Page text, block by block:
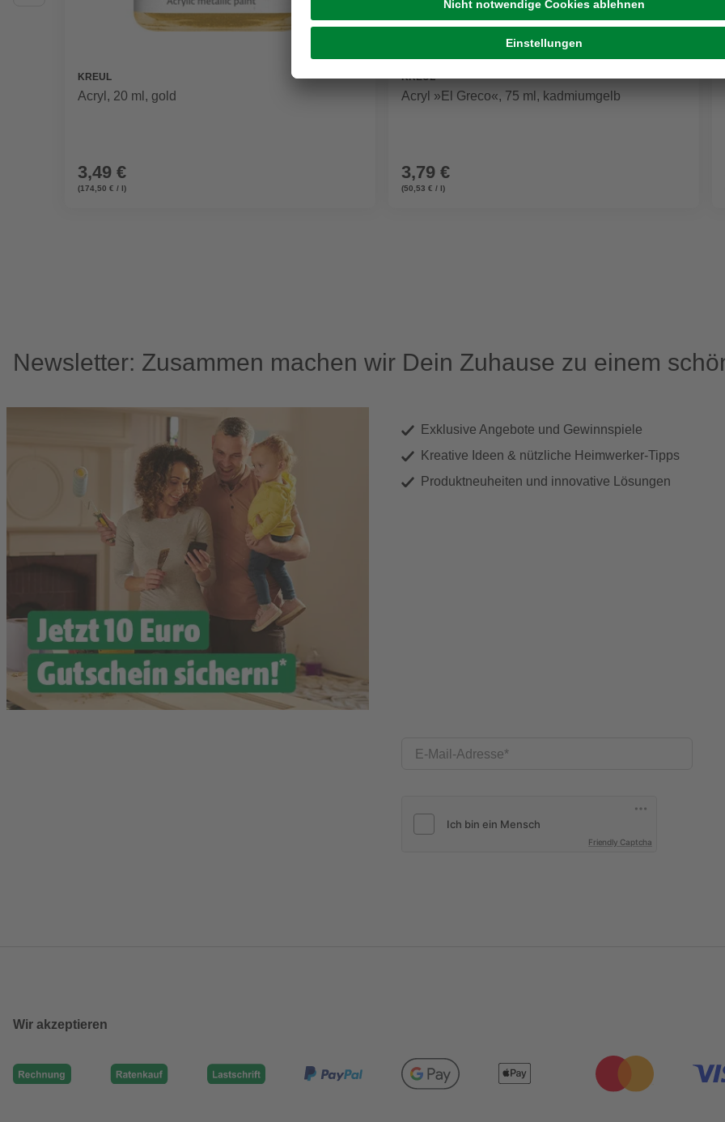
KREUL
Acryl, 20 ml, gold
3,49 €
(174,50 € / l)
KREUL
Acryl »El Greco«, 75 ml, kadmiumgelb
3,79 €
(50,53 € / l)
Newsletter: Zusammen machen wir Dein Zuhause zu einem
Exklusive Angebote und Gewinnspiele
Kreative Ideen & nützliche Heimwerker-Tipps
Produktneuheiten und innovative Lösungen
E-Mail-Adresse
Friendly Captcha
Wir akzeptieren